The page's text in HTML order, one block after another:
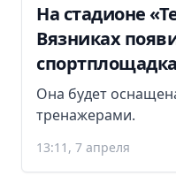
На стадионе
Вязниках
спортплощадка
Она будет
тренажерами.
13:11, 7 апреля